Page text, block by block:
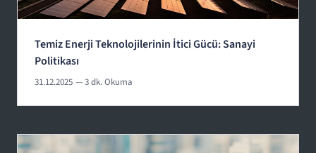
Temiz Enerji Teknolojilerinin İtici Gücü: Sanayi
Politikası
31.12.2025 — 3 dk. Okuma